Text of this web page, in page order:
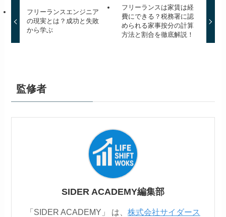
フリーランスエンジニア
の現実とは？成功と失敗
から学ぶ
フリーランスは家賃は経
費にできる？税務署に認
められる家事按分の計算
方法と割合を徹底解説！
監修者
SIDER ACADEMY編集部
「SIDER ACADEMY」 は、 株式会社サイダース